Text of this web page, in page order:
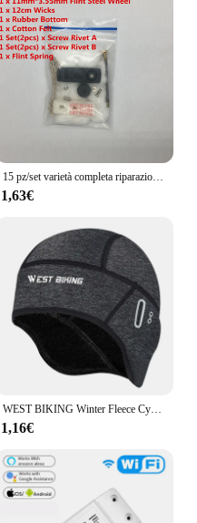
15 pz/set varietà completa riparazione universale sostituzione stoppino feltro di cotone ruota in acciaio rivetto Kit molla per accendino a cherosene Zippo
1,63€
WEST BIKING Winter Fleece Cycling Cap antivento Thermal Skull Cap fodera per casco Running sci motociclismo equitazione uomo MTB Bike Hat
1,16€